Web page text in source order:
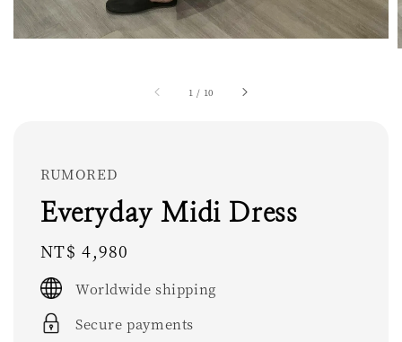
1 / 10
RUMORED
Everyday Midi Dress
Regular
price
NT$ 4,980
Worldwide shipping
Secure payments